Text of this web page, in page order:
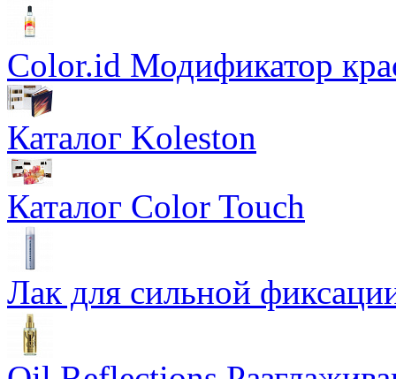
Color.id Модификатор
Каталог Koleston
Каталог Color Touch
Лак для сильной